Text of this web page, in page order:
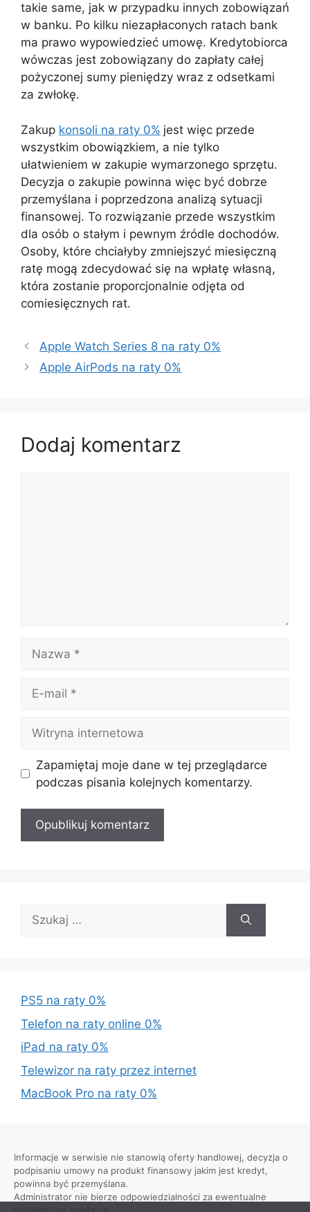
takie same, jak w przypadku innych zobowiązań
w banku. Po kilku niezapłaconych ratach bank
ma prawo wypowiedzieć umowę. Kredytobiorca
wówczas jest zobowiązany do zapłaty całej
pożyczonej sumy pieniędzy wraz z odsetkami
za zwłokę.
Zakup konsoli na raty 0% jest więc przede
wszystkim obowiązkiem, a nie tylko
ułatwieniem w zakupie wymarzonego sprzętu.
Decyzja o zakupie powinna więc być dobrze
przemyślana i poprzedzona analizą sytuacji
finansowej. To rozwiązanie przede wszystkim
dla osób o stałym i pewnym źródle dochodów.
Osoby, które chciałyby zmniejszyć miesięczną
ratę mogą zdecydować się na wpłatę własną,
która zostanie proporcjonalnie odjęta od
comiesięcznych rat.
Apple Watch Series 8 na raty 0%
Apple AirPods na raty 0%
Dodaj komentarz
mail
internetowa
Zapamiętaj moje dane w tej przeglądarce
podczas pisania kolejnych komentarzy.
Szukaj:
PS5 na raty 0%
Telefon na raty online 0%
iPad na raty 0%
Telewizor na raty przez internet
MacBook Pro na raty 0%
Informacje w serwisie nie stanowią oferty handlowej, decyzja o
podpisaniu umowy na produkt finansowy jakim jest kredyt,
powinna być przemyślana.
Administrator nie bierze odpowiedzialności za ewentualne